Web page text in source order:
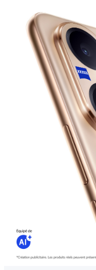
Algeria |